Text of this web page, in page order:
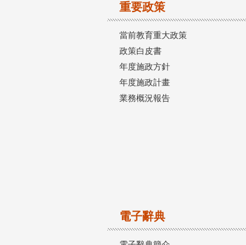
重要政策
當前教育重大政策
政策白皮書
年度施政方針
年度施政計畫
業務概況報告
電子辭典